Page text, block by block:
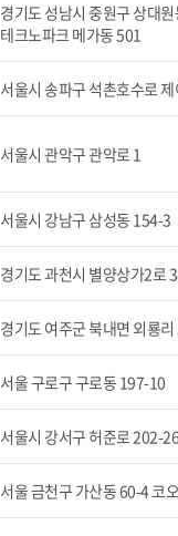
경기도 성남시 중원구 상대
테크노파크 메가동 501
서울시 송파구 석촌호수로
서울시 관악구 관악로 1
서울시 강남구 삼성동 154-3
경기도 과천시 별양상가2로
경기도 여주군 북내면 외룡
서울 구로구 구로동 197-10
서울시 강서구 허준로 202-26
서울 금천구 가산동 60-4 코